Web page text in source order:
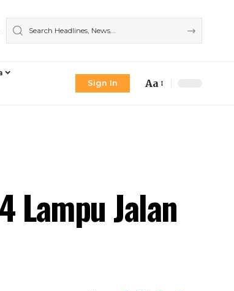
Sign In
Font
Aa
Lampu Jalan